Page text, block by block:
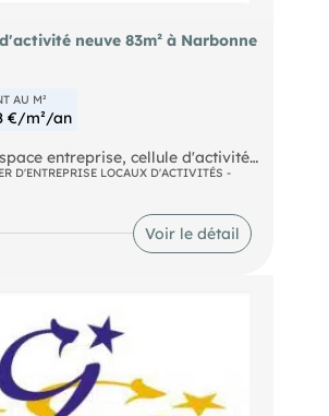
neuve 83m² à Narbonne
AU M²
€/m²/an
entreprise, cellule d'activité
aire de manœuvre, ensemble
clôture, portail et un système
La conception de l'ensemble
possibilités d'agencement.
D'ENTREPRISE LOCAUX D'ACTIVITÉS -
Voir le détail